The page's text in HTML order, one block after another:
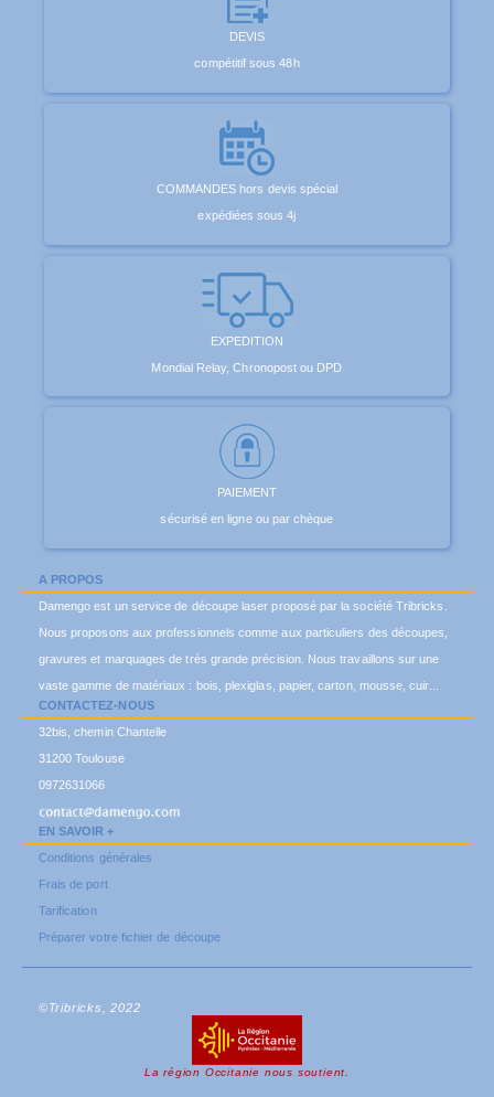
DEVIS
compétitif sous 48h
COMMANDES hors devis spécial
expédiées sous 4j
EXPEDITION
Mondial Relay, Chronopost ou DPD
PAIEMENT
sécurisé en ligne ou par chèque
A PROPOS
Damengo est un service de découpe laser proposé par la société Tribricks.
Nous proposons aux professionnels comme aux particuliers des découpes,
gravures et marquages de très grande précision. Nous travaillons sur une
vaste gamme de matériaux : bois, plexiglas, papier, carton, mousse, cuir...
CONTACTEZ-NOUS
32bis, chemin Chantelle
31200 Toulouse
0972631066
EN SAVOIR +
Conditions générales
Frais de port
Tarification
Préparer votre fichier de découpe
©Tribricks, 2022
La région Occitanie nous soutient.